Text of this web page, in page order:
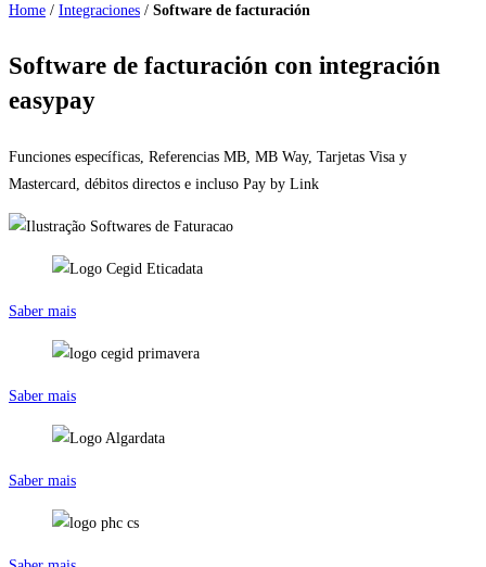
Home / Integraciones / Software de facturación
Software de facturación con integración
easypay
Funciones específicas, Referencias MB, MB Way, Tarjetas Visa y
Mastercard, débitos directos e incluso Pay by Link
Saber mais
Saber mais
Saber mais